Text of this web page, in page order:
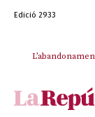
Edició 2933
TV3 perd el